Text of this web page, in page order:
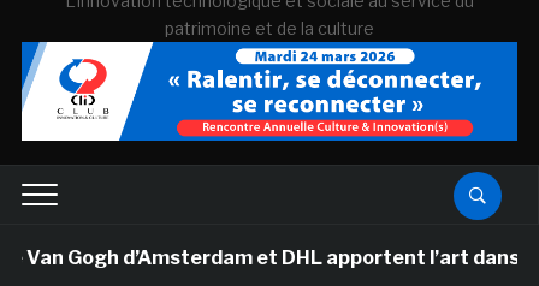
patrimoine et de la culture
Van Gogh d’Amsterdam et DHL apportent l’art dans